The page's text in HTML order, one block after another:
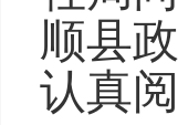
顺县
认真